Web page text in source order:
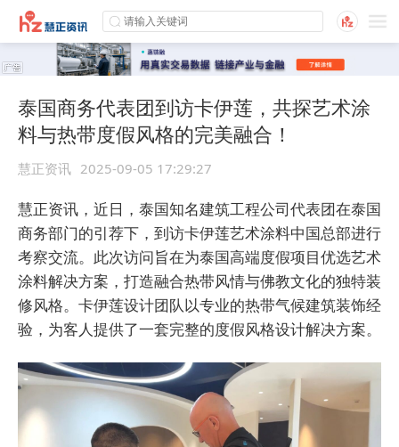
泰国商务代表团到访卡伊莲，共探艺术涂
料与热带度假风格的完美融合！
慧正资讯 2025-09-05 17:29:27
慧正资讯，近日，泰国知名建筑工程公司代表团在泰国
商务部门的引荐下，到访卡伊莲艺术涂料中国总部进行
考察交流。此次访问旨在为泰国高端度假项目优选艺术
涂料解决方案，打造融合热带风情与佛教文化的独特装
修风格。卡伊莲设计团队以专业的热带气候建筑装饰经
验，为客人提供了一套完整的度假风格设计解决方案。